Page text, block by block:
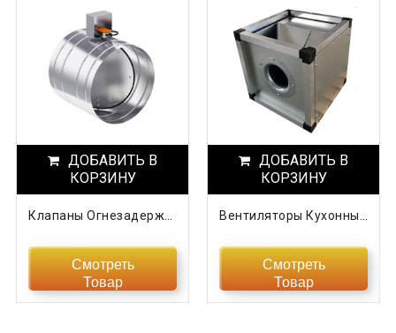
ДОБАВИТЬ В
КОРЗИНУ
Смотреть
Товар
ДОБАВИТЬ В
КОРЗИНУ
Смотреть
Товар